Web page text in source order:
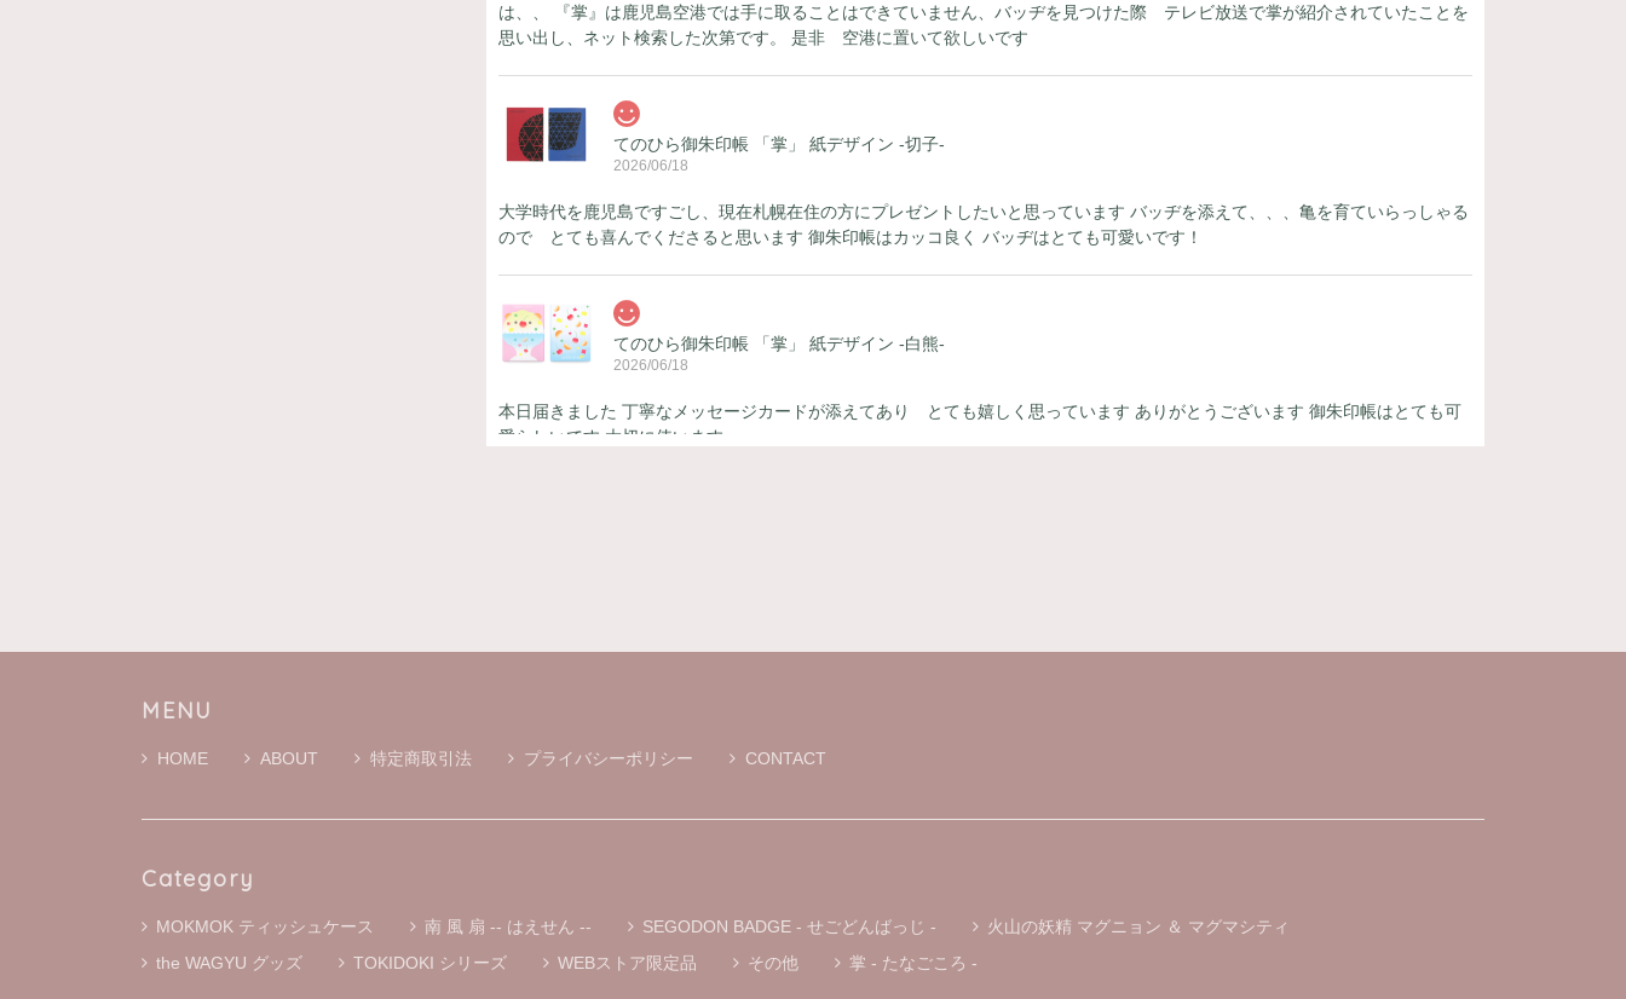
は、、 『掌』は鹿児島空港では手に取ることはできていません、バッヂを見つけた際 テレビ放送で掌が紹介されていたことを
思い出し、ネット検索した次第です。 是非 空港に置いて欲しいです
てのひら御朱印帳 「掌」 紙デザイン -切子-
2026/06/18
大学時代を鹿児島ですごし、現在札幌在住の方にプレゼントしたいと思っています バッヂを添えて、、、亀を育ていらっしゃる
ので とても喜んでくださると思います 御朱印帳はカッコ良く バッヂはとても可愛いです！
てのひら御朱印帳 「掌」 紙デザイン -白熊-
2026/06/18
本日届きました 丁寧なメッセージカードが添えてあり とても嬉しく思っています ありがとうございます 御朱印帳はとても可
愛らしいです 大切に使います
ですぐ検索しました！ 本日届きましたがホントに可愛い♬ お友達にもプレゼントしたいです。 大切に使います。
« マグニョン キーホルダー付きぬいぐるみ »
① マルニョン
2025/11/30
MENU
HOME ABOUT 特定商取引法 プライバシーポリシー CONTACT
Category
MOKMOK ティッシュケース 南 風 扇 -- はえせん -- SEGODON BADGE - せごどんばっじ -
火山の妖精 マグニョン ＆ マグマシティ
the WAGYU グッズ
TOKIDOKI シリーズ WEBストア限定品 その他 掌 - たなごころ -